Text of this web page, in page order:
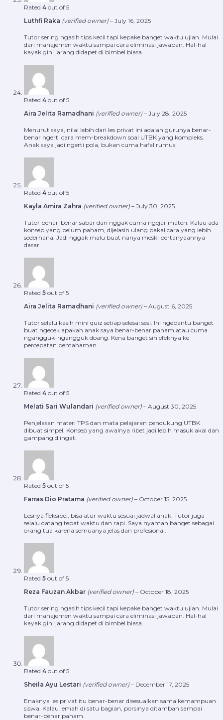
Rated 4 out of 5
Luthfi Raka (verified owner) – July 16, 2025
Tutor sering ngasih tips kecil tapi kepake banget waktu ujian. Mulai
dari manajemen waktu sampai cara eliminasi jawaban. Hal-hal
kayak gini jarang didapet di bimbel biasa.
Rated 4 out of 5
Aira Jelita Ramadhani (verified owner) – July 28, 2025
Menurut saya, nilai lebih dari les privat ini adalah gurunya benar-
benar ngerti cara mem-breakdown soal UTBK yang kompleks.
Anak saya jadi ngerti pola, bukan cuma hafal rumus.
Rated 4 out of 5
Kayla Amira Zahra (verified owner) – July 30, 2025
Tutor benar-benar sabar dan nggak cuma ngejar materi. Kalau ada
konsep yang belum paham, dijelasin ulang pakai cara yang lebih
sederhana. Jadi nggak malu buat nanya meski pertanyaannya
dasar.
Rated 5 out of 5
Aira Jelita Ramadhani (verified owner) – August 6, 2025
Tutor selalu kasih mini quiz setiap selesai sesi. Ini ngebantu banget
buat ngecek apakah anak saya benar-benar paham atau cuma
ngangguk-ngangguk doang. Kena banget sih efeknya ke
percepatan pemahaman.
Rated 4 out of 5
Melati Sari Wulandari (verified owner) – August 30, 2025
Penjelasan materi TPS dan mata pelajaran pendukung UTBK
dibuat simpel. Konsep yang awalnya ribet jadi lebih masuk akal dan
gampang diingat.
Rated 5 out of 5
Farras Dio Pratama (verified owner) – October 15, 2025
Lesnya fleksibel, bisa atur waktu sesuai jadwal anak. Tutor juga
selalu datang tepat waktu dan rapi. Saya nyaman banget sebagai
orang tua karena semuanya jelas dan profesional.
Rated 5 out of 5
Reza Fauzan Akbar (verified owner) – October 18, 2025
Tutor sering ngasih tips kecil tapi kepake banget waktu ujian. Mulai
dari manajemen waktu sampai cara eliminasi jawaban. Hal-hal
kayak gini jarang didapet di bimbel biasa.
Rated 4 out of 5
Sheila Ayu Lestari (verified owner) – December 17, 2025
Enaknya les privat itu benar-benar disesuaikan sama kemampuan
siswa. Kalau lemah di satu bagian, porsinya ditambah sampai
benar-benar paham.